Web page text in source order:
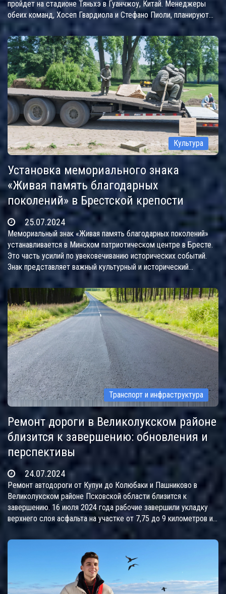
пройдет на стадионе Тяньхэ в Гуанчжоу, Китай. Менеджеры
обеих команд, Хосеп Гвардиола и Стефано Пиоли, планируют
выпустить сильные составы для проверки готовности игроков.
Матч будет транслироваться в прямом эфире на официальных
сайтах и социальных сетях команд, а также на различных
спортивных платформах.
Культура
Установка мемориального знака
«Живая память благодарных
поколений» в Брестской крепости
25.07.2024
Мемориальный знак «Живая память благодарных поколений»
устанавливается в Минском патриотическом центре в Бресте.
Это часть усилий по увековечиванию исторических событий.
Знак представляет важный культурный и исторический
памятник, символизируя связь поколений.
Транспорт и инфраструктура
Ремонт дороги в Великолукском районе
близится к завершению: обновления и
перспективы
24.07.2024
Ремонт автодороги от Купуи до Колюбаки и Пашниково в
Великолукском районе Псковской области близится к
завершению. 16 июля 2024 года рабочие завершили укладку
верхнего слоя асфальта на участке от 7,75 до 9 километров и
завершен в ближайшее время и все объекты дороги будут
полностью функционировать.